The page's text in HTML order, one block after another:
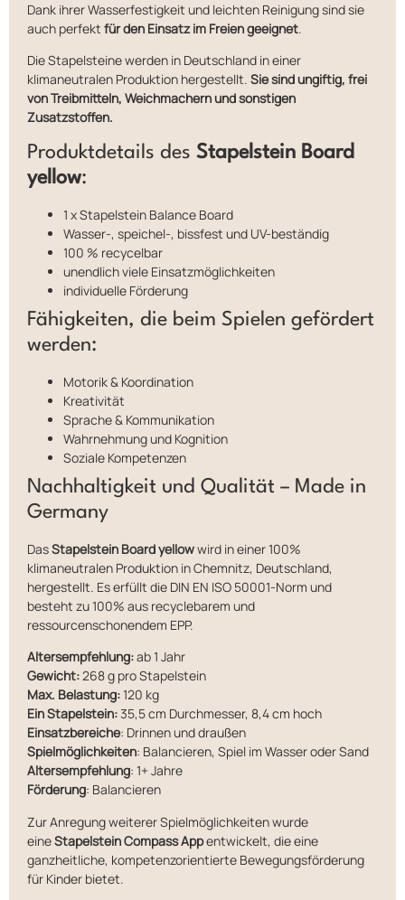
Dank ihrer Wasserfestigkeit und leichten Reinigung sind sie
auch perfekt für den Einsatz im Freien geeignet.
Die Stapelsteine werden in Deutschland in einer
klimaneutralen Produktion hergestellt. Sie sind ungiftig, frei
von Treibmitteln, Weichmachern und sonstigen
Zusatzstoffen.
Produktdetails des Stapelstein Board
yellow:
1 x Stapelstein Balance Board
Wasser-, speichel-, bissfest und UV-beständig
100 % recycelbar
unendlich viele Einsatzmöglichkeiten
individuelle Förderung
Fähigkeiten, die beim Spielen gefördert
werden:
Motorik & Koordination
Kreativität
Sprache & Kommunikation
Wahrnehmung und Kognition
Soziale Kompetenzen
Nachhaltigkeit und Qualität – Made in
Germany
DasStapelstein Board yellowwird in einer 100%
klimaneutralen Produktion in Chemnitz, Deutschland,
hergestellt. Es erfüllt die DIN EN ISO 50001-Norm und
besteht zu 100% aus recyclebarem und
ressourcenschonendem EPP.
Altersempfehlung:ab 1 Jahr
Gewicht:268 g pro Stapelstein
Max. Belastung:120 kg
Ein Stapelstein:35,5 cm Durchmesser, 8,4 cm hoch
Einsatzbereiche: Drinnen und draußen
Spielmöglichkeiten: Balancieren, Spiel im Wasser oder Sand
Altersempfehlung: 1+ Jahre
Förderung: Balancieren
Zur Anregung weiterer Spielmöglichkeiten wurde
eineStapelstein Compass Appentwickelt, die eine
ganzheitliche, kompetenzorientierte Bewegungsförderung
für Kinder bietet.